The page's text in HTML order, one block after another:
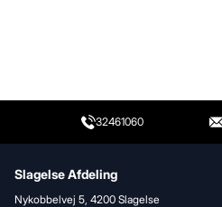
32461060
Slagelse Afdeling
Nykobbelvej 5, 4200 Slagelse